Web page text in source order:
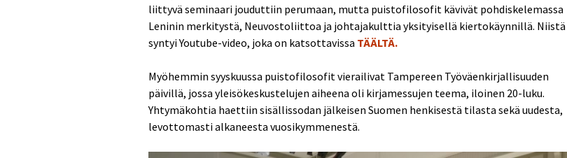
liittyvä seminaari jouduttiin perumaan, mutta puistofilosofit kävivät pohdiskelemassa
Leninin merkitystä, Neuvostoliittoa ja johtajakulttia yksityisellä kiertokäynnillä. Niistä
syntyi Youtube-video, joka on katsottavissa TÄÄLTÄ.
Myöhemmin syyskuussa puistofilosofit vierailivat Tampereen Työväenkirjallisuuden
päivillä, jossa yleisökeskustelujen aiheena oli kirjamessujen teema, iloinen 20-luku.
Yhtymäkohtia haettiin sisällissodan jälkeisen Suomen henkisestä tilasta sekä uudesta,
levottomasti alkaneesta vuosikymmenestä.